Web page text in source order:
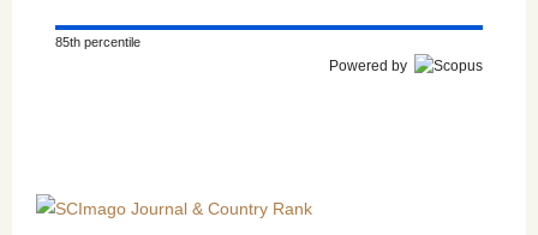
85th percentile
Powered by